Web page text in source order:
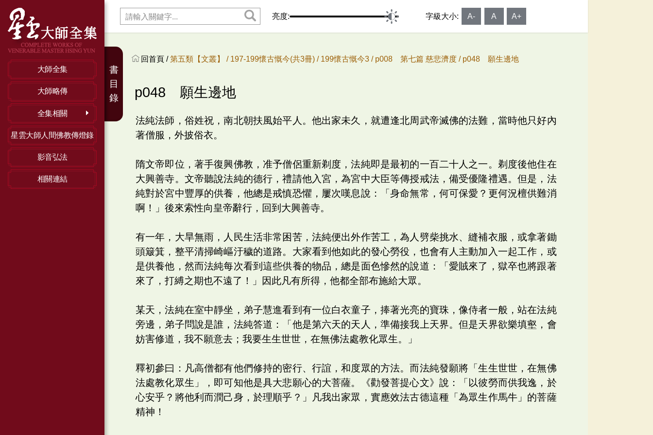
大師全集
大師略傳
全集相關
星雲大師人間佛教傳燈錄
影音弘法
相關連結
亮度: 字級大小: A- A A+
回首頁 /第五類【文叢】 / 197-199懷古慨今(共3冊) / 199懷古慨今3 / p008 第七篇 慈悲濟度 / p048 願生邊地
p048 願生邊地
法純法師，俗姓祝，南北朝扶風始平人。他出家未久，就遭逢北周武帝滅佛的法難，當時他只好內
著僧服，外披俗衣。
隋文帝即位，著手復興佛教，准予僧侶重新剃度，法純即是最初的一百二十人之一。剃度後他住在
大興善寺。文帝聽說法純的德行，禮請他入宮，為宮中大臣等傳授戒法，備受優隆禮遇。但是，法
純對於宮中豐厚的供養，他總是戒慎恐懼，屢次嘆息說：「身命無常，何可保愛？更何況檀供難消
啊！」後來索性向皇帝辭行，回到大興善寺。
有一年，大旱無雨，人民生活非常困苦，法純便出外作苦工，為人劈柴挑水、縫補衣服，或拿著鋤
頭簸箕，整平清掃崎嶇汙穢的道路。大家看到他如此的發心勞役，也會有人主動加入一起工作，或
是供養他，然而法純每次看到這些供養的物品，總是面色慘然的說道：「愛賊來了，獄卒也將跟著
來了，打縛之期也不遠了！」因此凡有所得，他都全部布施給大眾。
某天，法純在室中靜坐，弟子慧進看到有一位白衣童子，捧著光亮的寶珠，像侍者一般，站在法純
旁邊，弟子問說是誰，法純答道：「他是第六天的天人，準備接我上天界。但是天界欲樂填壑，會
妨害修道，我不願意去；我要生生世世，在無佛法處教化眾生。」
釋初參曰：凡高僧都有他們修持的密行、行誼，和度眾的方法。而法純發願將「生生世世，在無佛
法處教化眾生」，即可知他是具大悲願心的大菩薩。《勸發菩提心文》說：「以彼勞而供我逸，於
心安乎？將他利而潤己身，於理順乎？」凡我出家眾，實應效法古德這種「為眾生作馬牛」的菩薩
精神！
書
目
錄